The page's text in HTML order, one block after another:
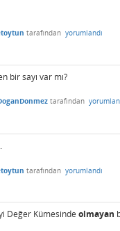
tarafından yorumlandı
bir sayı var mı?
tarafından
tarafından yorumlandı
Değer Kümesindeolmayan